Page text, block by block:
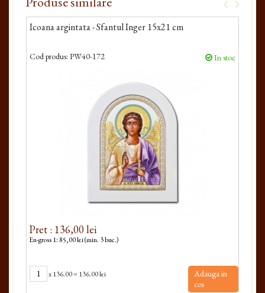
Icoana argintata - Sfantul Inger 15x21 cm
Cod produs: PW40-172 In stoc
Pret : 136,00 lei
En-gross 1: 85,00 lei (min. 3 buc.)
x136.00= 136.00 lei
Adauga in
cos